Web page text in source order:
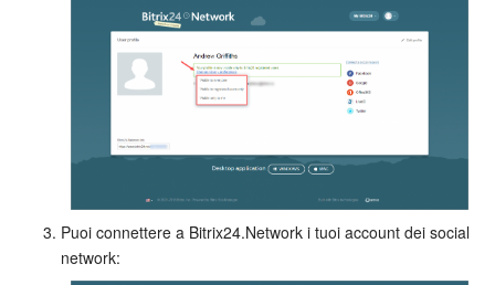
Generatore BI
Bitrix24 Market
Siti e store
Dipendenti
Puoi connettere a Bitrix24.Network i tuoi account dei social
network: